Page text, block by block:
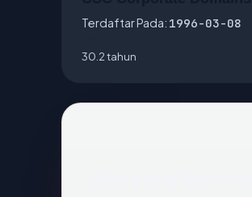
Terdaftar Pada: 1996-03-08
30.2 tahun